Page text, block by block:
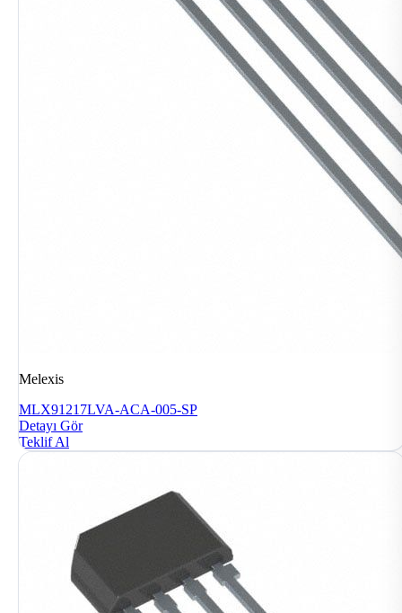
Melexis
MLX91217LVA-ACA-005-SP
Detayı Gör
Teklif Al